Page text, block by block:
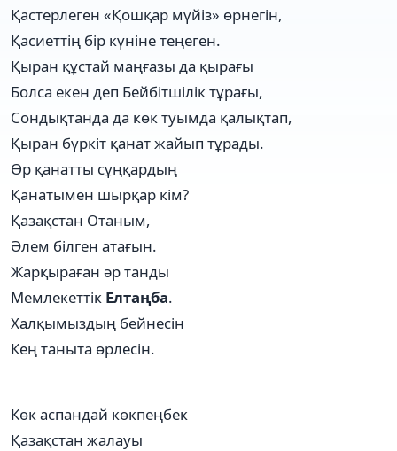
Қастерлеген «Қошқар мүйіз» өрнегін,
Қасиеттің бір күніне теңеген.
Қыран құстай маңғазы да қырағы
Болса екен деп Бейбітшілік тұрағы,
Сондықтанда да көк туымда қалықтап,
Қыран бүркіт қанат жайып тұрады.
Өр қанатты сұңқардың
Қанатымен шырқар кім?
Қазақстан Отаным,
Әлем білген атағын.
Жарқыраған әр танды
Мемлекеттік Елтаңба.
Халқымыздың бейнесін
Кең таныта өрлесін.
Көк аспандай көкпеңбек
Қазақстан жалауы